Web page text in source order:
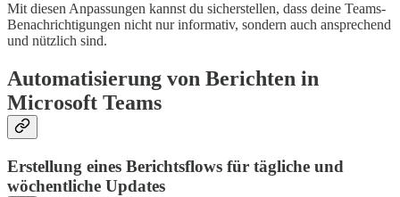
Mit diesen Anpassungen kannst du sicherstellen, dass deine Teams-
Benachrichtigungen nicht nur informativ, sondern auch ansprechend
und nützlich sind.
Automatisierung von Berichten in
Microsoft Teams
Erstellung eines Berichtsflows für tägliche und
wöchentliche Updates